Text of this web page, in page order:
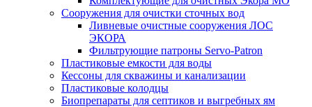
Сооружения для очистки сточных вод
Ливневые очистные сооружения ЛОС
ЭКОРА
Фильтрующие патроны Servo-Patron
Пластиковые емкости для воды
Кессоны для скважины и канализации
Пластиковые колодцы
Биопрепараты для септиков и выгребных ям